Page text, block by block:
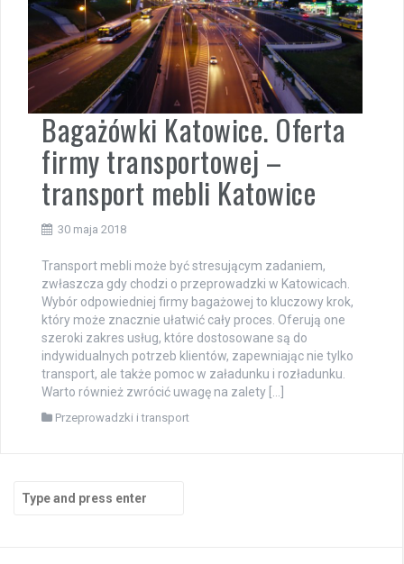
Bagażówki Katowice. Oferta
firmy transportowej –
transport mebli Katowice
30 maja 2018
Transport mebli może być stresującym zadaniem,
zwłaszcza gdy chodzi o przeprowadzki w Katowicach.
Wybór odpowiedniej firmy bagażowej to kluczowy krok,
który może znacznie ułatwić cały proces. Oferują one
szeroki zakres usług, które dostosowane są do
indywidualnych potrzeb klientów, zapewniając nie tylko
transport, ale także pomoc w załadunku i rozładunku.
Warto również zwrócić uwagę na zalety […]
Przeprowadzki i transport
for: